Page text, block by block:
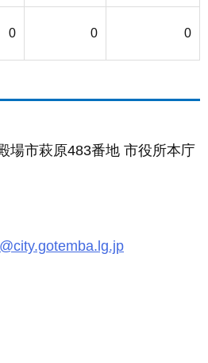
0 0 0
場市萩原483番地 市役所本庁